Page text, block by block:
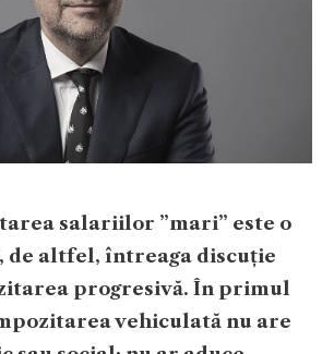
salariilor ”mari” este o
de altfel, întreaga discuție
progresivă. În primul
vehiculată nu are